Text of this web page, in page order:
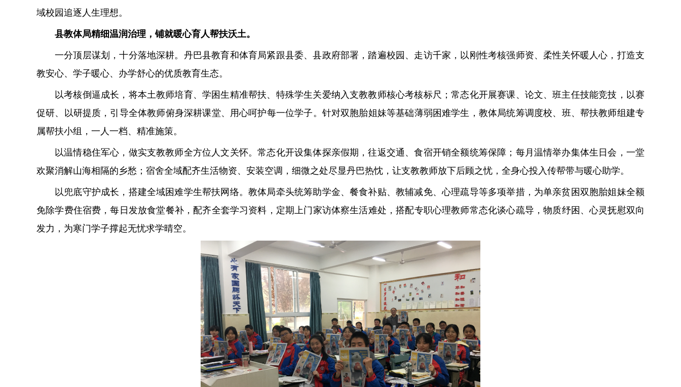
域校园追逐人生理想。
县教体局精细温润治理，铺就暖心育人帮扶沃土。
一分顶层谋划，十分落地深耕。丹巴县教育和体育局紧跟县委、县政府部署，踏遍校园、走访千家，以刚性考核强师资、柔性关怀暖人心，打造支
教安心、学子暖心、办学舒心的优质教育生态。
以考核倒逼成长，将本土教师培育、学困生精准帮扶、特殊学生关爱纳入支教教师核心考核标尺；常态化开展赛课、论文、班主任技能竞技，以赛
促研、以研提质，引导全体教师俯身深耕课堂、用心呵护每一位学子。针对双胞胎姐妹等基础薄弱困难学生，教体局统筹调度校、班、帮扶教师组建专
属帮扶小组，一人一档、精准施策。
以温情稳住军心，做实支教教师全方位人文关怀。常态化开设集体探亲假期，往返交通、食宿开销全额统筹保障；每月温情举办集体生日会，一堂
欢聚消解山海相隔的乡愁；宿舍全域配齐生活物资、安装空调，细微之处尽显丹巴热忱，让支教教师放下后顾之忧，全身心投入传帮带与暖心助学。
以兜底守护成长，搭建全域困难学生帮扶网络。教体局牵头统筹助学金、餐食补贴、教辅减免、心理疏导等多项举措，为单亲贫困双胞胎姐妹全额
免除学费住宿费，每日发放食堂餐补，配齐全套学习资料，定期上门家访体察生活难处，搭配专职心理教师常态化谈心疏导，物质纾困、心灵抚慰双向
发力，为寒门学子撑起无忧求学晴空。